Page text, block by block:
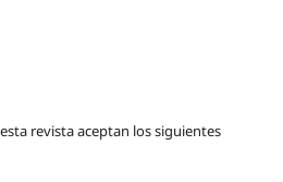
revista aceptan los siguientes